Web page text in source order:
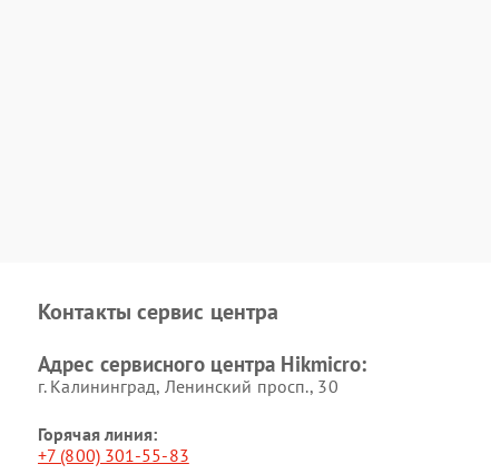
Контакты сервис центра
Адрес сервисного центра Hikmicro:
г. Калининград, Ленинский просп., 30
Горячая линия:
+7 (800) 301-55-83